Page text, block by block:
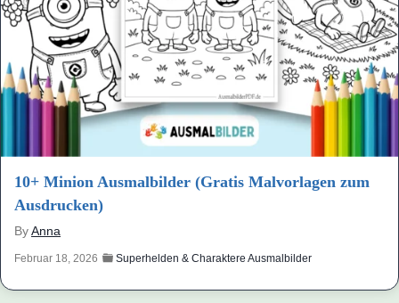
10+ Minion Ausmalbilder (Gratis Malvorlagen zum
Ausdrucken)
ByAnna
Februar 18, 2026 Superhelden & Charaktere Ausmalbilder